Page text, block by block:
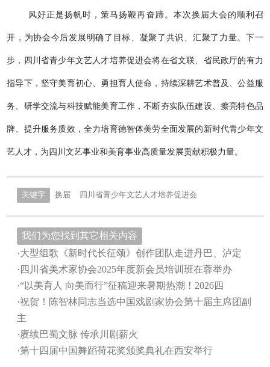
风好正是扬帆时，策马扬鞭再奋蹄。本次换届大会的顺利召
开，为协会今后发展明确了目标、凝聚了共识、汇聚了力量。下一
步，四川省青少年文艺人才培养促进会将在省文联、省民政厅的有力
指导下，坚守美育初心、勇担育人使命，持续深耕艺术普及、公益服
务、研学交流与科技赋能美育工作，不断夯实队伍建设、擦亮特色品
牌、提升服务质效，全力培育德智体美劳全面发展的新时代青少年文
艺人才，为四川文艺事业和美育事业高质量发展贡献积极力量。
关键字 换届 四川省青少年文艺人才培养促进会
我们为您找到其它相关内容
·大型组歌《新时代长征颂》创作团队走进丹巴、泸定
·四川省美术家协会2025年度新会员培训班在蓉举办
·“以美育人 向美而行”征稿迎来暑期热潮！2026四
·祝贺！陈智林同志当选中国戏剧家协会第十届主席团副
主
·赓续巴蜀文脉 传承川剧薪火
·第十四届中国舞蹈荷花奖颁奖典礼在西安举行